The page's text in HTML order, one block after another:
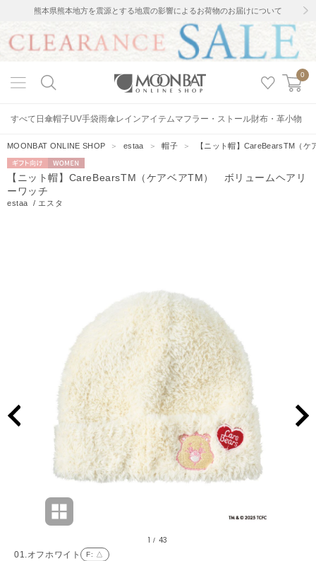
熊本県熊本地方を震源とする地震の影響によるお荷物のお届けについて
0
すべて 日傘帽子UV手袋雨傘レインアイテムマフラー・ストール財布・革小物
MOONBAT ONLINE SHOP ＞estaa ＞帽子 ＞ 【ニット帽】CareBearsTM（
ギフト向
け
WOMEN
【ニット帽】CareBearsTM（ケアベアTM） ボリュームヘアリ
ーワッチ
estaa / エスタ
01.オフホワイト F: △
1 / 43